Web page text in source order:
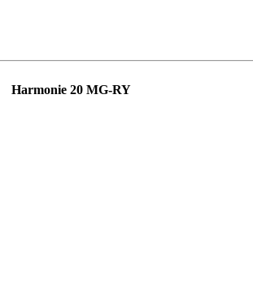
Harmonie 20 MG-RY